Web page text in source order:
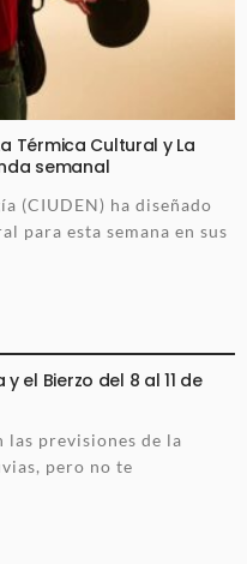
Térmica Cultural y La
semanal
(CIUDEN) ha diseñado
para esta semana en sus
el Bierzo del 8 al 11 de
las previsiones de la
pero no te